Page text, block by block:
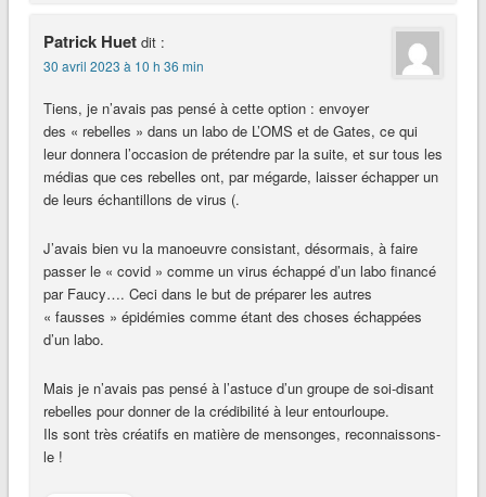
Patrick Huet dit :
30 avril 2023 à 10 h 36 min
Tiens, je n’avais pas pensé à cette option : envoyer
des « rebelles » dans un labo de L’OMS et de Gates, ce qui
leur donnera l’occasion de prétendre par la suite, et sur tous les
médias que ces rebelles ont, par mégarde, laisser échapper un
de leurs échantillons de virus (.
J’avais bien vu la manoeuvre consistant, désormais, à faire
passer le « covid » comme un virus échappé d’un labo financé
par Faucy…. Ceci dans le but de préparer les autres
« fausses » épidémies comme étant des choses échappées
d’un labo.
Mais je n’avais pas pensé à l’astuce d’un groupe de soi-disant
rebelles pour donner de la crédibilité à leur entourloupe.
Ils sont très créatifs en matière de mensonges, reconnaissons-
le !